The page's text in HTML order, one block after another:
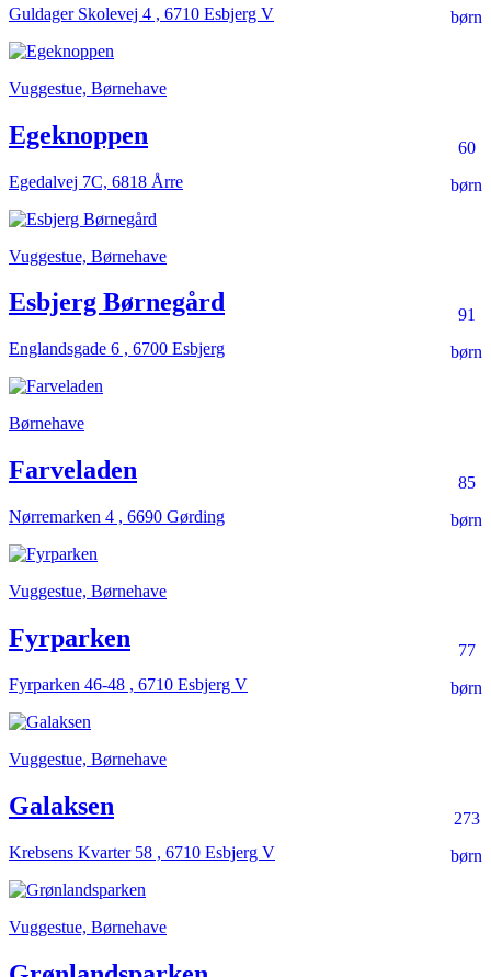
børn
Guldager Skolevej 4 , 6710 Esbjerg V
Vuggestue, Børnehave
60
børn
Egeknoppen
Egedalvej 7C, 6818 Årre
Vuggestue, Børnehave
91
børn
Esbjerg Børnegård
Englandsgade 6 , 6700 Esbjerg
Børnehave
85
børn
Farveladen
Nørremarken 4 , 6690 Gørding
Vuggestue, Børnehave
77
børn
Fyrparken
Fyrparken 46-48 , 6710 Esbjerg V
Vuggestue, Børnehave
273
børn
Galaksen
Krebsens Kvarter 58 , 6710 Esbjerg V
Vuggestue, Børnehave